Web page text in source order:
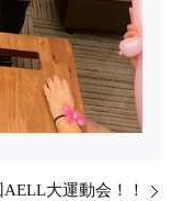
AELL大運動会！！